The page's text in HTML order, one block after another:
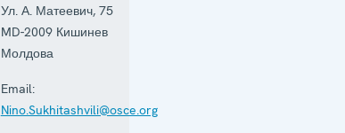
Ул. А. Матеевич, 75
MD-2009 Кишинев
Молдова
Email:
Nino.Sukhitashvili@osce.org